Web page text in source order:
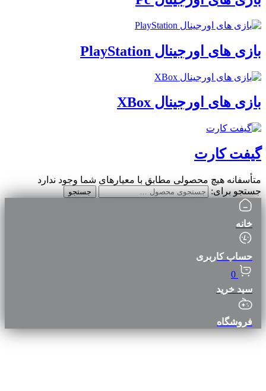
بازی های اورجینال PlayStation
بازی های اورجینال XBox
گیفت کارت
متأسفانه هیچ محصولی مطابق با معیارهای شما وجود ندارد
جستجو برای:
جستجو
خانه
حساب کاربری
0
سبد خرید
فروشگاه